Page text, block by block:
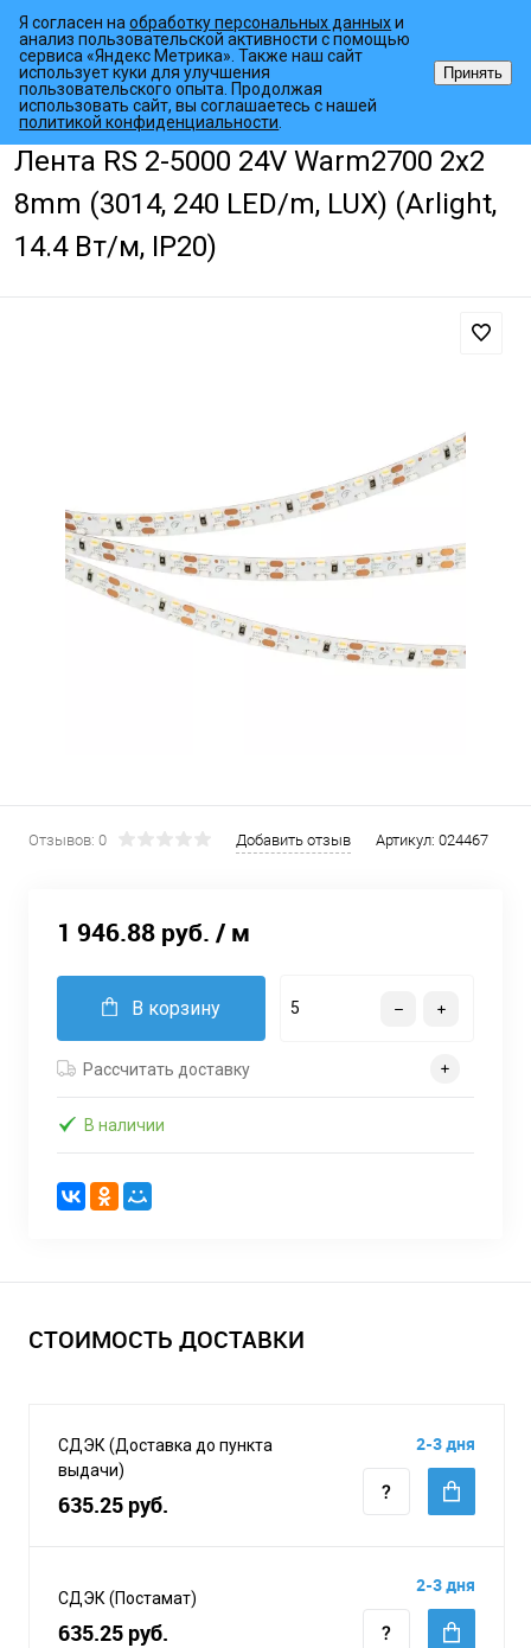
Главная страница • Каталог товаров • Светодиодные ленты
Лента RS 2-5000 24V Warm2700 2x2
8mm (3014, 240 LED/m, LUX) (Arlight,
14.4 Вт/м, IP20)
Отзывов: 0 Добавить отзыв Артикул: 024467
1 946.88 руб. / м
В корзину
Рассчитать доставку
В наличии
СТОИМОСТЬ ДОСТАВКИ
СДЭК (Доставка до пункта
выдачи)
635.25 руб.
2-3 дня
СДЭК (Постамат)
635.25 руб.
2-3 дня
Я согласен наобработку персональных данныхи
анализ пользовательской активности с помощью
сервиса «Яндекс Метрика». Также наш сайт
использует куки для улучшения
пользовательского опыта. Продолжая
использовать сайт, вы соглашаетесь с нашей
политикой конфиденциальности
Принять